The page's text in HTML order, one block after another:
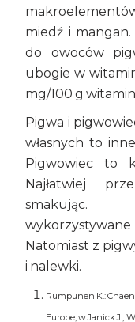
miedź i
do owoców
ubogie w
mg/100 g
Pigwa i
własnych to
Pigwowiec to
Najłatwiej
smakując.
Natomiast z
i nalewki.
Rumpunen K.:
Europe; w Janick J.,